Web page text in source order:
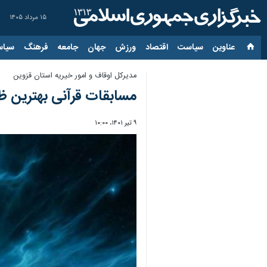
۱۵ مرداد ۱۴۰۵
عناوین‌ سیاست اقتصاد ورزش جهان جامعه فرهنگ
مدیرکل اوقاف و امور خیریه استان قزوین
مسابقات قرآنی
۹ تیر ۱۴۰۱، ۱۰:۰۰